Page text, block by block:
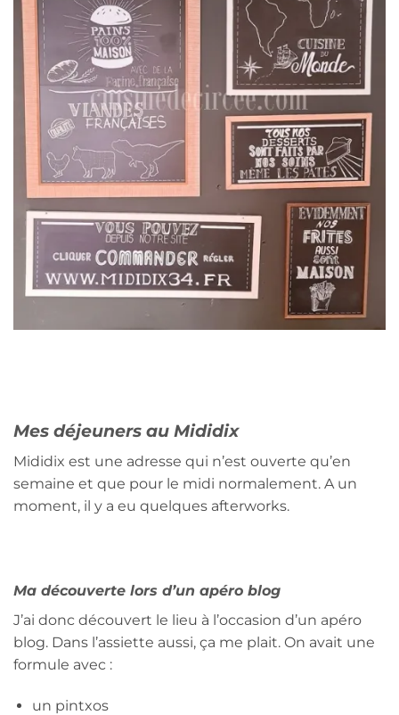
Mes déjeuners au Mididix
Mididix est une adresse qui n’est ouverte qu’en
semaine et que pour le midi normalement. A un
moment, il y a eu quelques afterworks.
Ma découverte lors d’un apéro blog
J’ai donc découvert le lieu à l’occasion d’un apéro
blog. Dans l’assiette aussi, ça me plait. On avait une
formule avec :
un pintxos